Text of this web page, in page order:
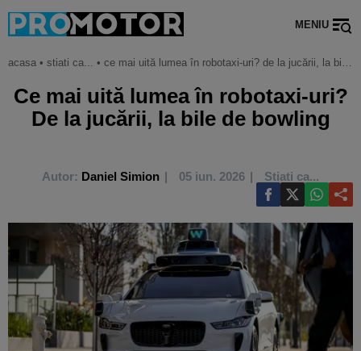
MENIU
acasa • stiati ca... • ce mai uită lumea în robotaxi-uri? de la jucării, la bile de bowling
Ce mai uită lumea în robotaxi-uri?
De la jucării, la bile de bowling
Autor: Daniel Simion 05 iun. 2026 Stiati ca...